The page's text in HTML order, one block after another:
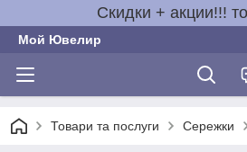
Скидки + акции!!!
Мой Ювелир
Товари та послуги Сережки